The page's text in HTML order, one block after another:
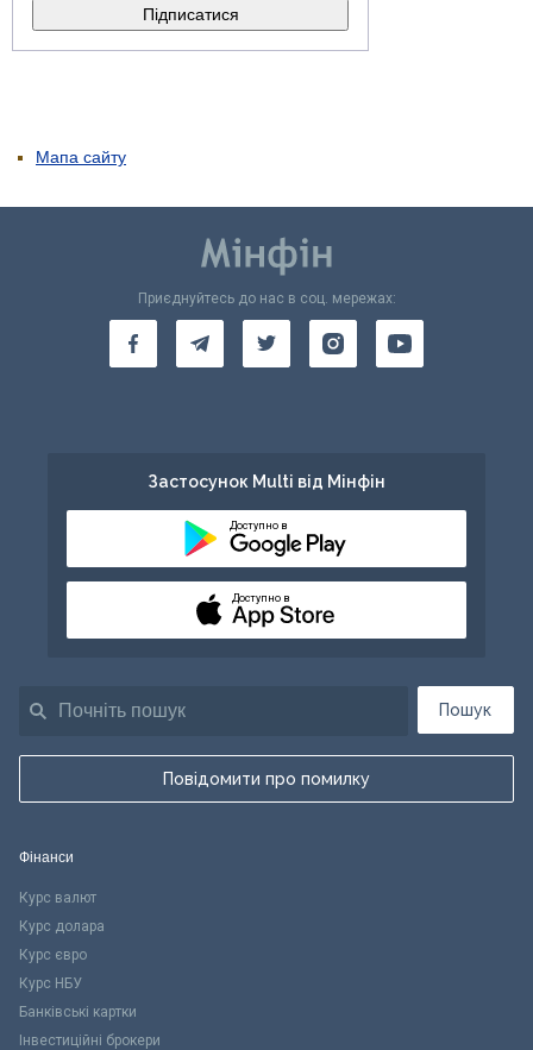
Мапа сайту
Пошук
Повідомити про помилку
Приєднуйтесь до нас в соц. мережах:
Застосунок Multi від Мінфін
Доступно в
Доступно в
Фінанси
Курс валют
Курс долара
Курс євро
Курс НБУ
Банківські картки
Інвестиційні брокери